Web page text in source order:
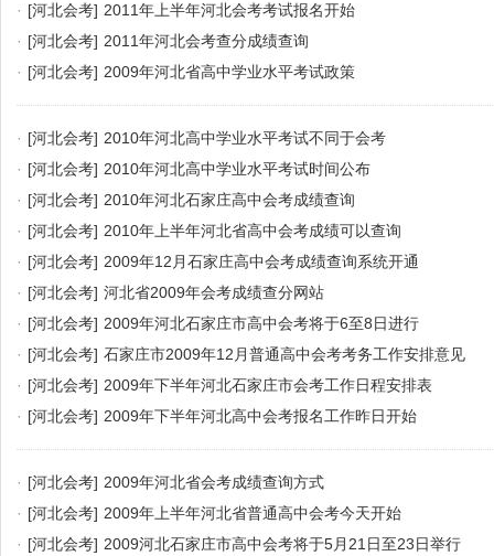
· [河北会考] 2011年上半年河北会考考试报名开始
· [河北会考] 2011年河北会考查分成绩查询
· [河北会考] 2009年河北省高中学业水平考试政策
· [河北会考] 2010年河北高中学业水平考试不同于会考
· [河北会考] 2010年河北高中学业水平考试时间公布
· [河北会考] 2010年河北石家庄高中会考成绩查询
· [河北会考] 2010年上半年河北省高中会考成绩可以查询
· [河北会考] 2009年12月石家庄高中会考成绩查询系统开通
· [河北会考] 河北省2009年会考成绩查分网站
· [河北会考] 2009年河北石家庄市高中会考将于6至8日进行
· [河北会考] 石家庄市2009年12月普通高中会考考务工作安排意见
· [河北会考] 2009年下半年河北石家庄市会考工作日程安排表
· [河北会考] 2009年下半年河北高中会考报名工作昨日开始
· [河北会考] 2009年河北省会考成绩查询方式
· [河北会考] 2009年上半年河北省普通高中会考今天开始
· [河北会考] 2009河北石家庄市高中会考将于5月21日至23日举行